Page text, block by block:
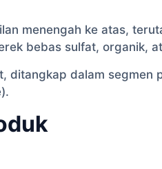
menengah ke atas,
bebas sulfat, organik,
ditangkap dalam segmen